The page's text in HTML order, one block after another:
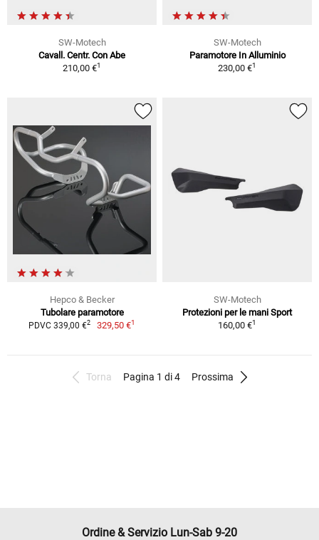
SW-Motech
Cavall. Centr. Con Abe
210,00 €1
SW-Motech
Paramotore In Alluminio
230,00 €1
Hepco & Becker
Tubolare paramotore
PDVC 339,00 €2 329,50 €1
SW-Motech
Protezioni per le mani Sport
160,00 €1
Torna Pagina 1 di 4 Prossima
Ordine & Servizio Lun-Sab 9-20